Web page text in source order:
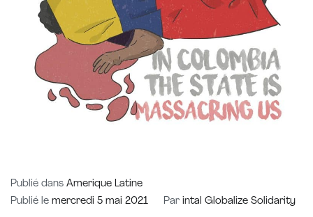
Publié dans Amerique Latine
Publié le mercredi 5 mai 2021 Par intal Globalize Solidarity